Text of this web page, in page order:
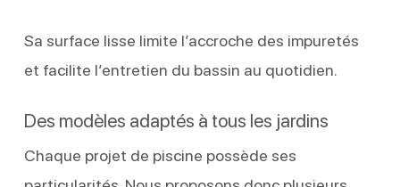
Sa surface lisse limite l’accroche des impuretés
et facilite l’entretien du bassin au quotidien.
Des modèles adaptés à tous les jardins
Chaque projet de piscine possède ses